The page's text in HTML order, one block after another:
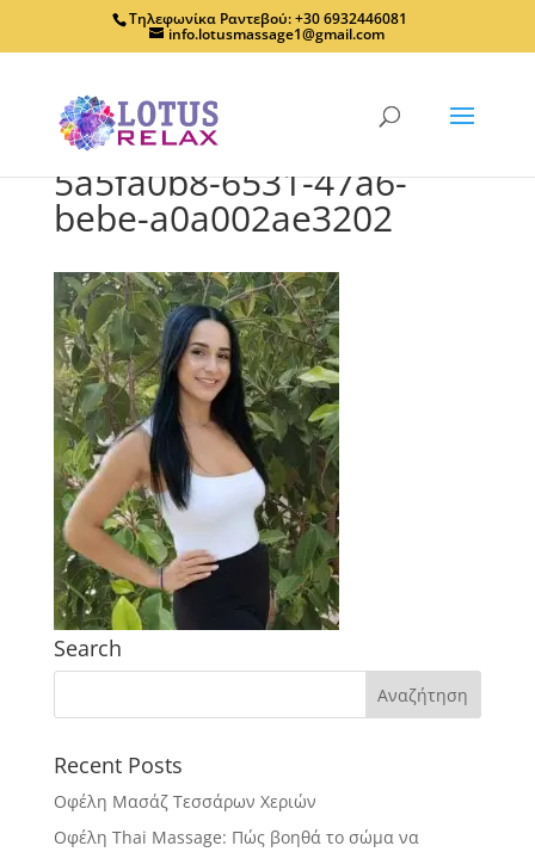
Τηλεφωνίκα Ραντεβού: +30 6932446081
info.lotusmassage1@gmail.com
5a5fa0b8-6531-47a6-
bebe-a0a002ae3202
Search
Recent Posts
Οφέλη Μασάζ Τεσσάρων Χεριών
Οφέλη Thai Massage: Πώς βοηθά το σώμα να